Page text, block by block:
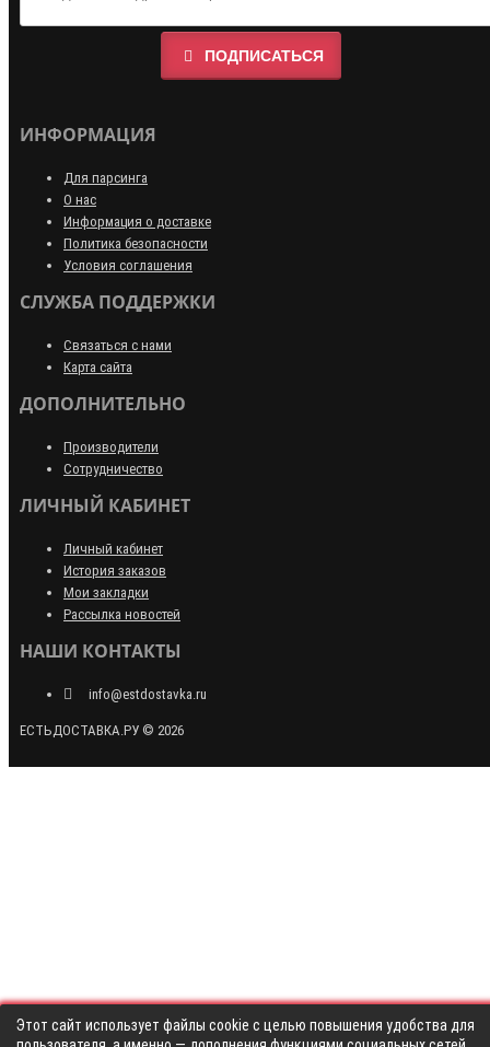
ПОДПИСАТЬСЯ
ИНФОРМАЦИЯ
Для парсинга
О нас
Информация о доставке
Политика безопасности
Условия соглашения
СЛУЖБА ПОДДЕРЖКИ
Связаться с нами
Карта сайта
ДОПОЛНИТЕЛЬНО
Производители
Сотрудничество
ЛИЧНЫЙ КАБИНЕТ
Личный кабинет
История заказов
Мои закладки
Рассылка новостей
НАШИ КОНТАКТЫ
info@estdostavka.ru
ЕСТЬДОСТАВКА.РУ © 2026
Этот сайт использует файлы cookie с целью повышения удобства для